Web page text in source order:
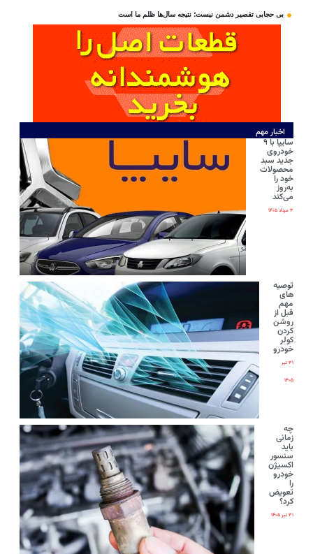
بی‌ حجابی تقصیر دشمن نیست؛ نتیجه سال‌ها ظلم ما است
اخبار مهم
سایپا با ۹
خودروی
جدید سبد
محصولات
خود را
به‌روز
می‌کند
۳ مرداد ۱۴۰۵
توصیه
های
مهم
قبل از
روشن
کردن
کولر
خودرو
۳۱ تیر
۱۴۰۵
چه
زمانی
باید
سنسور
اکسیژن
خودرو
را
تعویض
کرد؟
۳۱ تیر ۱۴۰۵